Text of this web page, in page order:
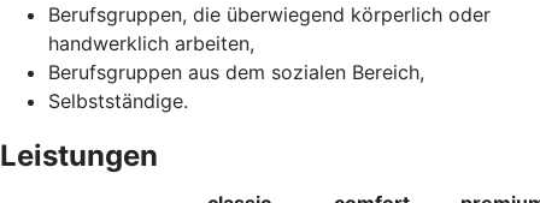
Berufsgruppen, die überwiegend körperlich oder
handwerklich arbeiten,
Berufsgruppen aus dem sozialen Bereich,
Selbstständige.
Leistungen